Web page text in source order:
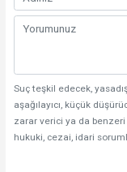
Suç teşkil edecek,
aşağılayıcı, küçük
zarar verici ya da
hukuki, cezai, idari